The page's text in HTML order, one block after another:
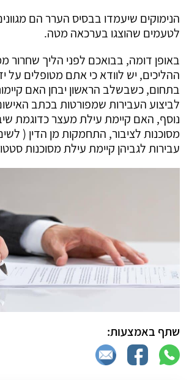
הנימוקים שיעמדו בבסיס הערר הם
לטעמים שהוצגו בערכאה מטה.
באופן דומה, בבואכם לפני הליך שחרור
ההליכים, יש לוודא כי אתם מטופלים על
בתחום, כשבשלב הראשון יבחן האם
לביצוע העבירות שמפורטות בכתב
נוסף, האם קיימת עילת מעצר כדוגמת
מסוכנות לציבור, התחמקות מן הדין (
עבירות לגביהן קיימת עילת מסוכנות
שתף באמצעות: